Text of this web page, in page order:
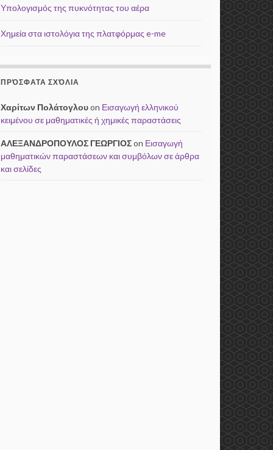
Υπολογισμός της πυκνότητας του αέρα
Χημεία στα ιστολόγια της πλατφόρμας e-me
ΠΡΌΣΦΑΤΑ ΣΧΌΛΙΑ
Χαρίτων Πολάτογλουon Εισαγωγή ελληνικού
κειμένου σε μαθηματικές ή χημικές παραστάσεις
ΑΛΕΞΑΝΔΡΟΠΟΥΛΟΣ ΓΕΩΡΓΙΟΣon Εισαγωγή
μαθηματικών παραστάσεων και συμβόλων σε άρθρα
και σελίδες